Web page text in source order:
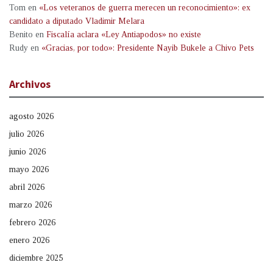
Tom en «Los veteranos de guerra merecen un reconocimiento»: ex
candidato a diputado Vladimir Melara
Benito en Fiscalía aclara «Ley Antiapodos» no existe
Rudy en «Gracias, por todo»: Presidente Nayib Bukele a Chivo Pets
Archivos
agosto 2026
julio 2026
junio 2026
mayo 2026
abril 2026
marzo 2026
febrero 2026
enero 2026
diciembre 2025